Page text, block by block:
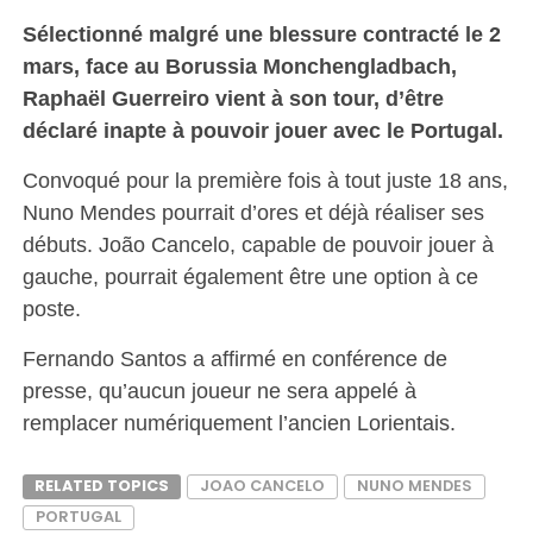
Sélectionné malgré une blessure contracté le 2
mars, face au Borussia Monchengladbach,
Raphaël Guerreiro vient à son tour, d’être
déclaré inapte à pouvoir jouer avec le Portugal.
Convoqué pour la première fois à tout juste 18 ans,
Nuno Mendes pourrait d’ores et déjà réaliser ses
débuts. João Cancelo, capable de pouvoir jouer à
gauche, pourrait également être une option à ce
poste.
Fernando Santos a affirmé en conférence de
presse, qu’aucun joueur ne sera appelé à
remplacer numériquement l’ancien Lorientais.
RELATED TOPICS JOAO CANCELO
NUNO MENDES
PORTUGAL